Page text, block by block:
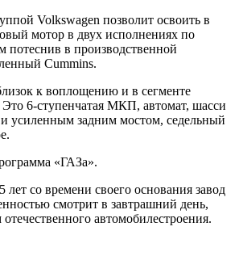
Volkswagen позволит освоить в
мотор в двух исполнениях по
в производственной
Cummins.
к воплощению и в сегменте
6‑ступенчатая МКП, автомат, шасси
усиленным задним мостом, седельный
«ГАЗа».
лет со времени своего основания завод
смотрит в завтрашний день,
автомобилестроения.